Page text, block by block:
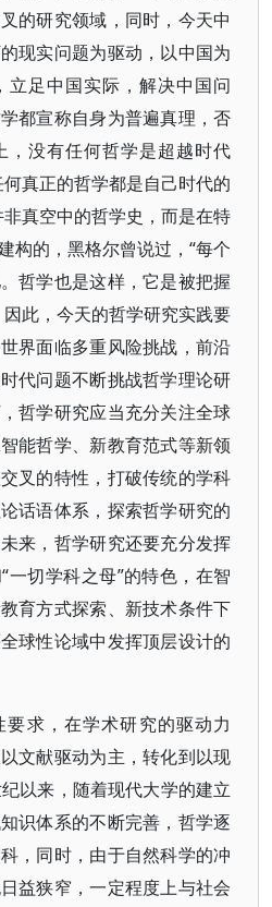
的研究领域，同时，今天中
现实问题为驱动，以中国为
足中国实际，解决中国问
都宣称自身为普遍真理，否
，没有任何哲学是超越时代
真正的哲学都是自己时代的
真空中的哲学史，而是在特
构的，黑格尔曾说过，“每个
哲学也是这样，它是被把握
此，今天的哲学研究实践要
界面临多重风险挑战，前沿
代问题不断挑战哲学理论研
哲学研究应当充分关注全球
能哲学、新教育范式等新领
叉的特性，打破传统的学科
话语体系，探索哲学研究的
来，哲学研究还要充分发挥
一切学科之母”的特色，在智
育方式探索、新技术条件下
球性论域中发挥顶层设计的
求，在学术研究的驱动力
文献驱动为主，转化到以现
以来，随着现代大学的建立
识体系的不断完善，哲学逐
，同时，由于自然科学的冲
益狭窄，一定程度上与社会